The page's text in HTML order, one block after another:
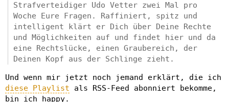
Strafverteidiger Udo Vetter zwei Mal pro
Woche Eure Fragen. Raffiniert, spitz und
intelligent klärt er Dich über Deine Rechte
und Möglichkeiten auf und findet hier und da
eine Rechtslücke, einen Graubereich, der
Deinen Kopf aus der Schlinge zieht.
Und wenn mir jetzt noch jemand erklärt, die ich
diese Playlist als RSS-Feed abonniert bekomme,
bin ich happy.